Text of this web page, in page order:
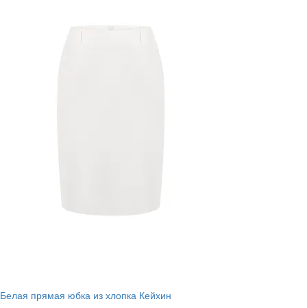
Белая прямая юбка из хлопка Кейхин